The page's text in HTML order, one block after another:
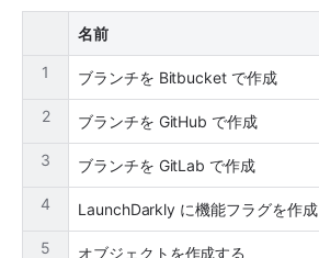
名前
1 ブランチを Bitbucket で作成
2 ブランチを GitHub で作成
3 ブランチを GitLab で作成
4 LaunchDarkly に機能フラグを作成
5 オブジェクトを作成する